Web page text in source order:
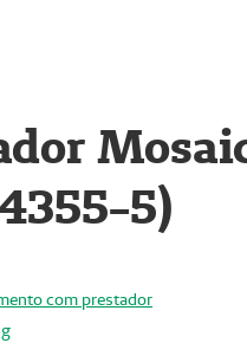
5)
com prestador